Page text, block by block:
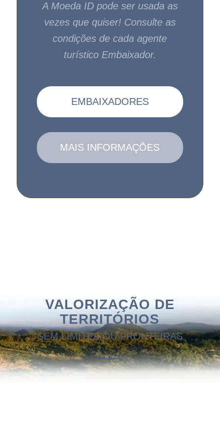
A Moeda ID pode ser usada as
vezes que quiser! Consulte as
condições de cada agente
turístico Embaixador.
EMBAIXADORES
MAIS INFORMAÇÕES
VALORIZAÇÃO DE
TERRITÓRIOS
SEM LIMITES OU FRONTEIRAS